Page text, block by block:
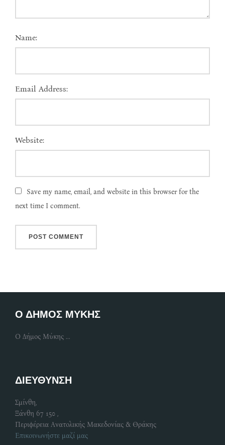
Name:
Email Address:
Website:
Save my name, email, and website in this browser for the
next time I comment.
Ο ΔΗΜΟΣ ΜΥΚΗΣ
Ο Δήμος Μύκης ...
ΔΙΕΥΘΥΝΣΗ
Σμίνθη,
Ξάνθη 67 150 ,
Περιφέρεια Ανατολικής Μακεδονίας & Θράκης
Επικοινωνήστε μαζί μας